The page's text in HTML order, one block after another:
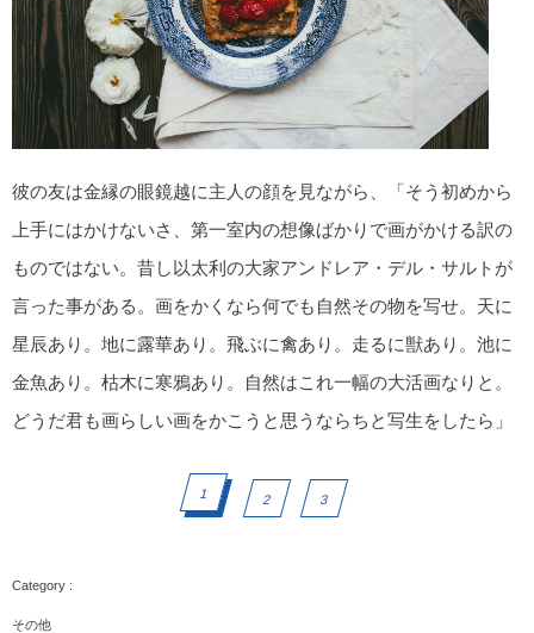
彼の友は金縁の眼鏡越に主人の顔を見ながら、「そう初めから
上手にはかけないさ、第一室内の想像ばかりで画がかける訳の
ものではない。昔し以太利の大家アンドレア・デル・サルトが
言った事がある。画をかくなら何でも自然その物を写せ。天に
星辰あり。地に露華あり。飛ぶに禽あり。走るに獣あり。池に
金魚あり。枯木に寒鴉あり。自然はこれ一幅の大活画なりと。
どうだ君も画らしい画をかこうと思うならちと写生をしたら」
1 2 3
その他